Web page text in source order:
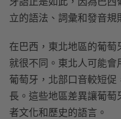
立的語法、詞彙和發音規
在巴西，東北地區的葡
就很不同。東北人可能
葡萄牙，北部口音較短
長。這些地區差異讓葡萄
者文化和歷史的語言。